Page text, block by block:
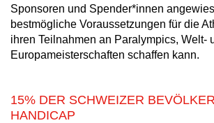
Sponsoren und Spender*innen
bestmögliche Voraussetzungen für die
ihren Teilnahmen an Paralympics, Welt-
Europameisterschaften schaffen kann.
15% DER SCHWEIZER
HANDICAP